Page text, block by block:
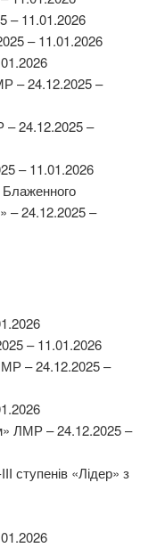
– 11.01.2026
– 11.01.2026
– 24.12.2025 –
– 24.12.2025 –
– 11.01.2026
Блаженного
– 24.12.2025 –
– 11.01.2026
– 24.12.2025 –
ЛМР – 24.12.2025 –
ступенів «Лідер» з